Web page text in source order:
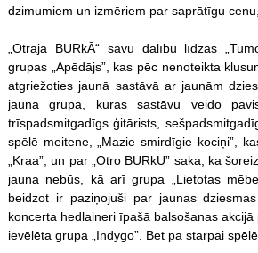
dzimumiem un izmēriem par saprātīgu
„Otrajā BURkĀ“ savu dalību līdzās
grupas „Apēdājs”, kas pēc nenoteikta
atgriežoties jaunā sastāvā ar jaunām
jauna grupa, kuras sastāvu veido
trīspadsmitgadīgs ģitārists,
spēlē meitene, „Mazie smirdīgie kociņi”,
„Kraa”, un par „Otro BURkU” saka, ka
jauna nebūs, kā arī grupa „Lietotas
beidzot ir paziņojuši par jaunas
koncerta hedlaineri īpašā balsošanas
ievēlēta grupa „Indygo”. Bet pa starpai